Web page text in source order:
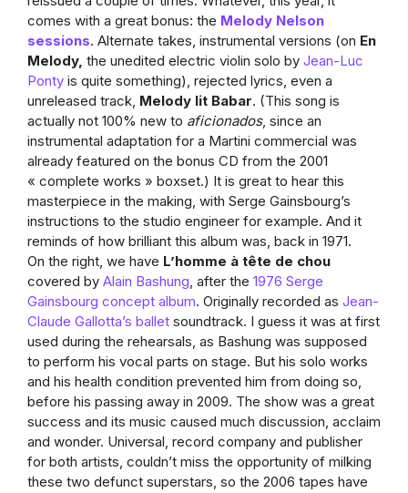
comes with a great bonus: the Melody Nelson
sessions. Alternate takes, instrumental versions (on En
Melody, the unedited electric violin solo by Jean-Luc
Ponty is quite something), rejected lyrics, even a
unreleased track, Melody lit Babar. (This song is
actually not 100% new to aficionados, since an
instrumental adaptation for a Martini commercial was
already featured on the bonus CD from the 2001
« complete works » boxset.) It is great to hear this
masterpiece in the making, with Serge Gainsbourg’s
instructions to the studio engineer for example. And it
reminds of how brilliant this album was, back in 1971.
On the right, we have L’homme à tête de chou
covered by Alain Bashung, after the 1976 Serge
Gainsbourg concept album. Originally recorded as Jean-
Claude Gallotta’s ballet soundtrack. I guess it was at first
used during the rehearsals, as Bashung was supposed
to perform his vocal parts on stage. But his solo works
and his health condition prevented him from doing so,
before his passing away in 2009. The show was a great
success and its music caused much discussion, acclaim
and wonder. Universal, record company and publisher
for both artists, couldn’t miss the opportunity of milking
these two defunct superstars, so the 2006 tapes have